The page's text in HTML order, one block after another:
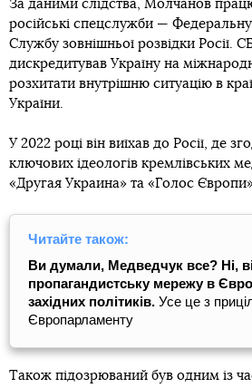
За даними слідства, Молчанов
російські спецслужби —
Службу зовнішньої розвідки Росії.
дискредитував Україну на
розхитати внутрішню ситуацію в
України.
У 2022 році він виїхав до Росії, де
ключових ідеологів кремлівських
«Другая Украина» та «Голос
Читайте також:
Ви думали, Медведчук все? Ні,
пропагандистську мережу в
західних політиків. Усе це з
Європарламенту
Також підозрюваний був одним із